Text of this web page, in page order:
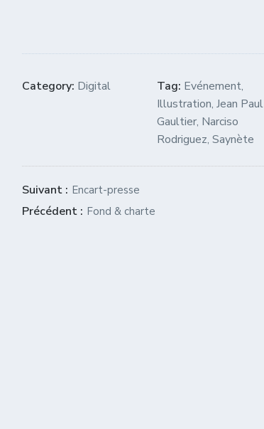
Category: Digital Tag: Evénement,
Illustration, Jean Paul
Gaultier, Narciso
Rodriguez, Saynète
Navigation de l’article
Suivant : Next post:
Encart-presse
Précédent : Previous post:
Fond & charte